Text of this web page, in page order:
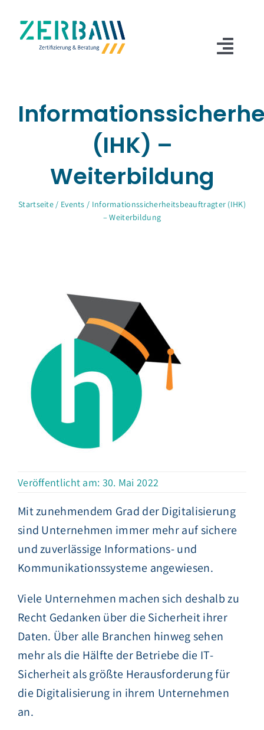
Inhalt
springen
Zertifizierungen
Beratungen
Seminare
Marketing
(IHK) –
Weiterbildung
Startseite / Events / Informationssicherheitsbeauftragter (IHK)
– Weiterbildung
Veröffentlicht am: 30. Mai 2022
Mit zunehmendem Grad der Digitalisierung
sind Unternehmen immer mehr auf sichere
und zuverlässige Informations- und
Kommunikationssysteme angewiesen.
Viele Unternehmen machen sich deshalb zu
Recht Gedanken über die Sicherheit ihrer
Daten. Über alle Branchen hinweg sehen
mehr als die Hälfte der Betriebe die IT-
Sicherheit als größte Herausforderung für
die Digitalisierung in ihrem Unternehmen
an.